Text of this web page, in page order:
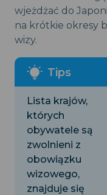
wjeżdżać do
na krótkie okresy
wizy.
Lista krajów,
których
obywatele są
zwolnieni z
obowiązku
wizowego,
znajduje się